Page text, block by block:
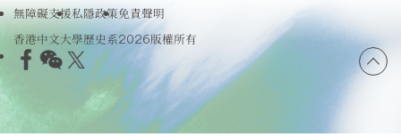
無障礙支援私隱政策免責聲明
香港中文大學歷史系2026版權所有